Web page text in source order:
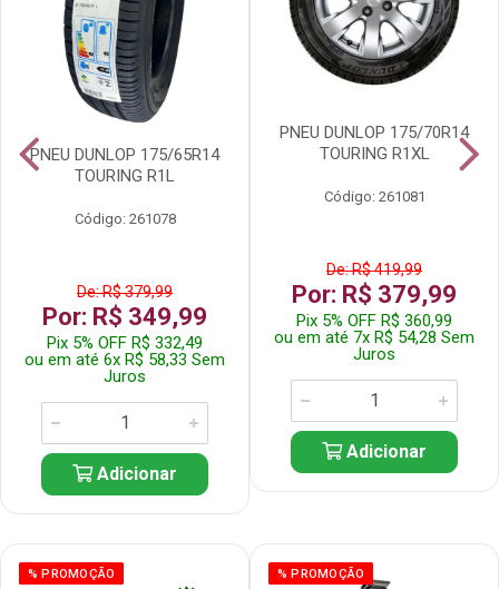
PNEU DUNLOP 175/65R14
TOURING R1L
Código: 261078
De: R$ 379,99
Por: R$ 349,99
Pix 5% OFF R$ 332,49
ou em até 6x R$ 58,33 Sem
Juros
Adicionar
PNEU DUNLOP 175/70R14
TOURING R1XL
Código: 261081
De: R$ 419,99
Por: R$ 379,99
Pix 5% OFF R$ 360,99
ou em até 7x R$ 54,28 Sem
Juros
Adicionar
% PROMOÇÃO % PROMOÇÃO